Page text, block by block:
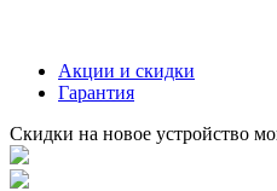
Акции и скидки
Гарантия
Скидки на новое устройство